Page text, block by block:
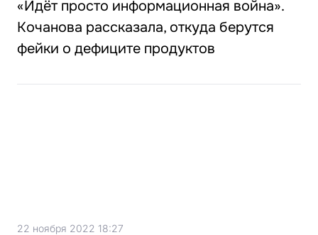
«Идёт просто информационная война».
Кочанова рассказала, откуда берутся
фейки о дефиците продуктов
22 ноября 2022 18:27